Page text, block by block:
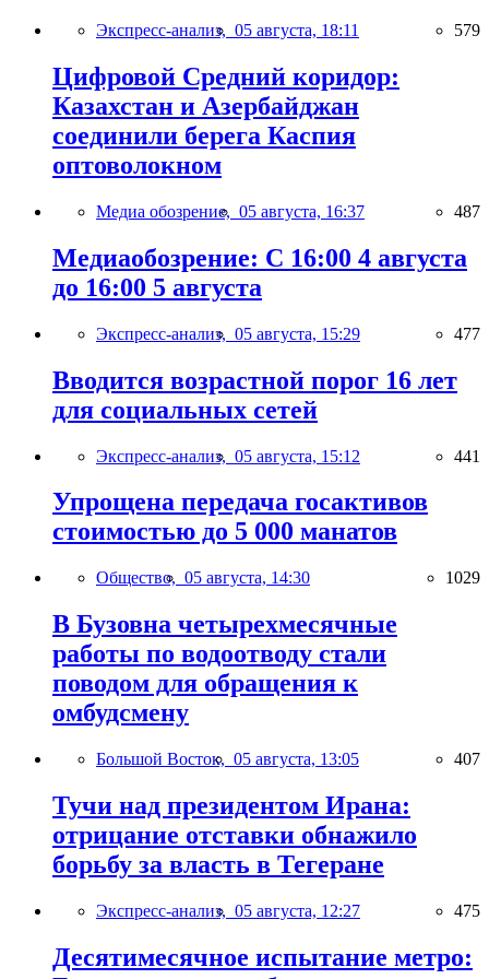
Экспресс-анализ, 05 августа, 18:11 579
Цифровой Средний коридор:
Казахстан и Азербайджан
соединили берега Каспия
оптоволокном
Медиа обозрение, 05 августа, 16:37 487
Медиаобозрение: С 16:00 4 августа
до 16:00 5 августа
Экспресс-анализ, 05 августа, 15:29 477
Вводится возрастной порог 16 лет
для социальных сетей
Экспресс-анализ, 05 августа, 15:12 441
Упрощена передача госактивов
стоимостью до 5 000 манатов
Общество, 05 августа, 14:30 1029
В Бузовна четырехмесячные
работы по водоотводу стали
поводом для обращения к
омбудсмену
Большой Восток, 05 августа, 13:05 407
Тучи над президентом Ирана:
отрицание отставки обнажило
борьбу за власть в Тегеране
Экспресс-анализ, 05 августа, 12:27 475
Десятимесячное испытание метро: